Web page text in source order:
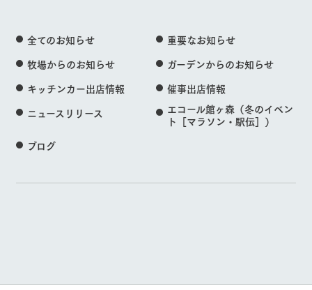
全てのお知らせ
重要なお知らせ
牧場からのお知らせ
ガーデンからのお知らせ
キッチンカー出店情報
催事出店情報
ニュースリリース
エコール館ヶ森（冬のイベン
ト［マラソン・駅伝］）
ブログ